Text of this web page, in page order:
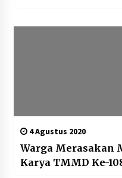
4 Agustus 2020
Warga Merasakan
Karya TMMD Ke-